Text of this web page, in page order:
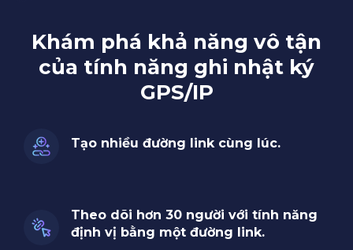
Khám phá khả năng vô tận
của tính năng ghi nhật ký
GPS/IP
Tạo nhiều đường link cùng lúc.
Theo dõi hơn 30 người với tính năng
định vị bằng một đường link.